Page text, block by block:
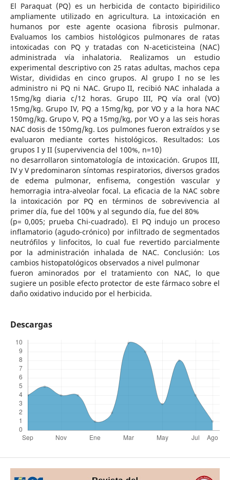
El Paraquat (PQ) es un herbicida de contacto bipiridilico
ampliamente utilizado en agricultura. La intoxicación en
humanos por este agente ocasiona fibrosis pulmonar.
Evaluamos los cambios histológicos pulmonares de ratas
intoxicadas con PQ y tratadas con N-aceticisteina (NAC)
administrada vía inhalatoria. Realizamos un estudio
experimental descriptivo con 25 ratas adultas, machos cepa
Wistar, divididas en cinco grupos. Al grupo I no se les
administro ni PQ ni NAC. Grupo II, recibió NAC inhalada a
15mg/kg diaria c/12 horas. Grupo III, PQ vía oral (VO)
15mg/kg. Grupo IV, PQ a 15mg/kg, por VO y a la hora NAC
150mg/kg. Grupo V, PQ a 15mg/kg, por VO y a las seis horas
NAC dosis de 150mg/kg. Los pulmones fueron extraídos y se
evaluaron mediante cortes histológicos. Resultados: Los
grupos I y II (supervivencia del 100%, n=10)
no desarrollaron sintomatología de intoxicación. Grupos III,
IV y V predominaron síntomas respiratorios, diversos grados
de edema pulmonar, enfisema, congestión vascular y
hemorragia intra-alveolar focal. La eficacia de la NAC sobre
la intoxicación por PQ en términos de sobrevivencia al
primer día, fue del 100% y al segundo día, fue del 80%
(p= 0,005; prueba Chi-cuadrado). El PQ indujo un proceso
inflamatorio (agudo-crónico) por infiltrado de segmentados
neutrófilos y linfocitos, lo cual fue revertido parcialmente
por la administración inhalada de NAC. Conclusión: Los
cambios histopatológicos observados a nivel pulmonar
fueron aminorados por el tratamiento con NAC, lo que
sugiere un posible efecto protector de este fármaco sobre el
daño oxidativo inducido por el herbicida.
Descargas